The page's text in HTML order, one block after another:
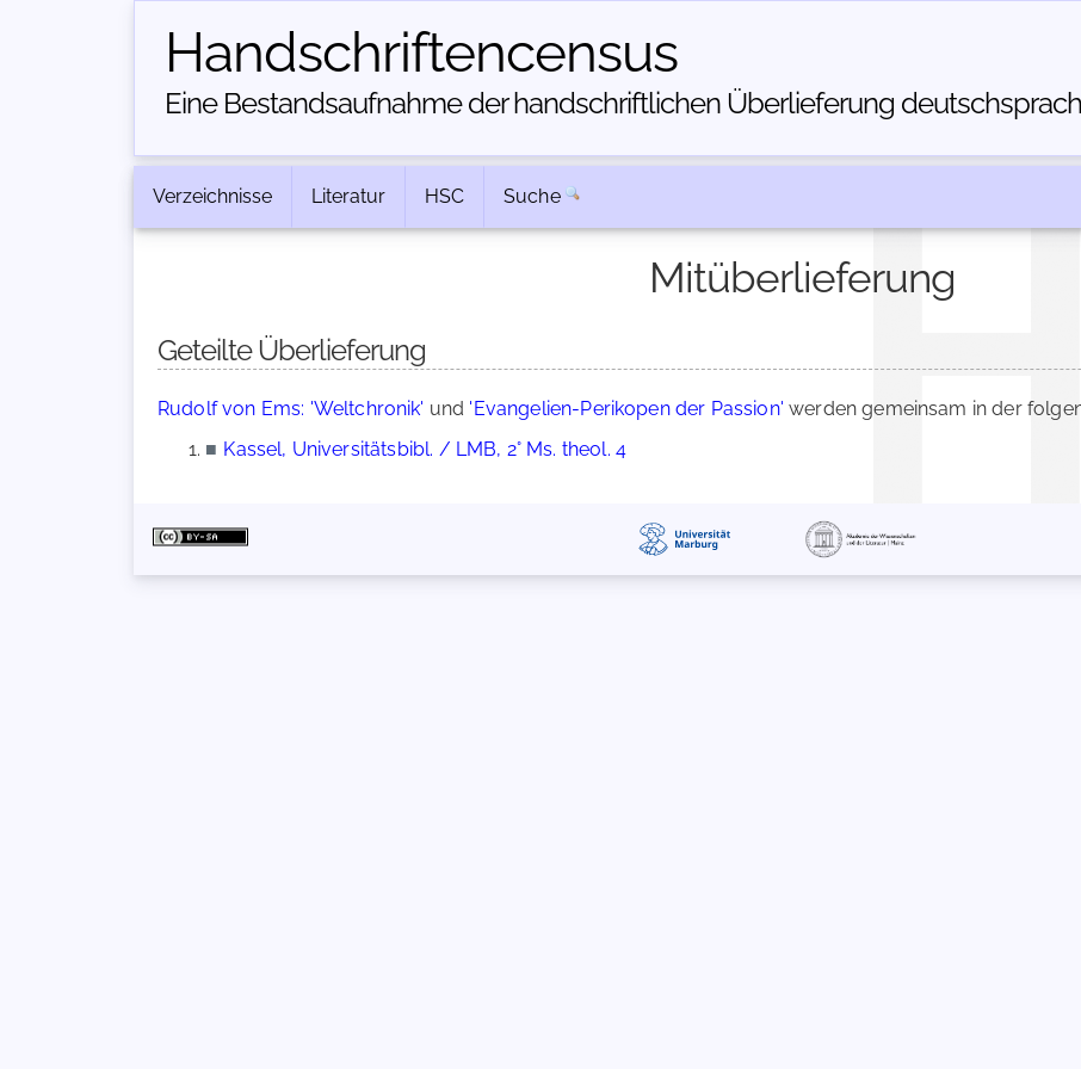
Handschriften­census
Eine Bestandsaufnahme der handschriftlichen Über­lieferung
Verzeichnisse Literatur HSC Suche
Mitüberlieferung
Geteilte Überlieferung
Rudolf von Ems: 'Weltchronik' und 'Evangelien-Perikopen der Passion' werden gemeinsam in der
■ Kassel, Universitätsbibl. / LMB, 2° Ms. theol. 4